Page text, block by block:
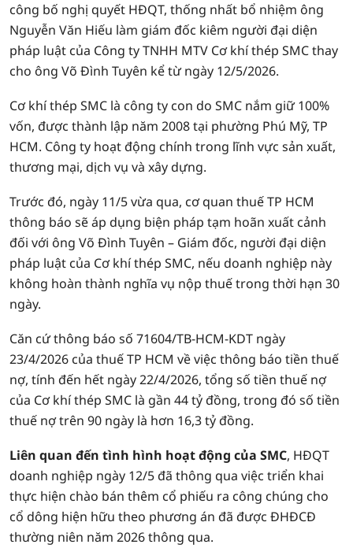
công bố nghị quyết HĐQT, thống nhất bổ nhiệm ông
Nguyễn Văn Hiếu làm giám đốc kiêm người đại diện
pháp luật của Công ty TNHH MTV Cơ khí thép SMC thay
cho ông Võ Đình Tuyên kể từ ngày 12/5/2026.
Cơ khí thép SMC là công ty con do SMC nắm giữ 100%
vốn, được thành lập năm 2008 tại phường Phú Mỹ, TP
HCM. Công ty hoạt động chính trong lĩnh vực sản xuất,
thương mại, dịch vụ và xây dựng.
Trước đó, ngày 11/5 vừa qua, cơ quan thuế TP HCM
thông báo sẽ áp dụng biện pháp tạm hoãn xuất cảnh
đối với ông Võ Đình Tuyên – Giám đốc, người đại diện
pháp luật của Cơ khí thép SMC, nếu doanh nghiệp này
không hoàn thành nghĩa vụ nộp thuế trong thời hạn 30
ngày.
Căn cứ thông báo số 71604/TB-HCM-KDT ngày
23/4/2026 của thuế TP HCM về việc thông báo tiền thuế
nợ, tính đến hết ngày 22/4/2026, tổng số tiền thuế nợ
của Cơ khí thép SMC là gần 44 tỷ đồng, trong đó số tiền
thuế nợ trên 90 ngày là hơn 16,3 tỷ đồng.
Liên quan đến tình hình hoạt động của SMC, HĐQT
doanh nghiệp ngày 12/5 đã thông qua việc triển khai
thực hiện chào bán thêm cổ phiếu ra công chúng cho
cổ dông hiện hữu theo phương án đã được ĐHĐCĐ
thường niên năm 2026 thông qua.